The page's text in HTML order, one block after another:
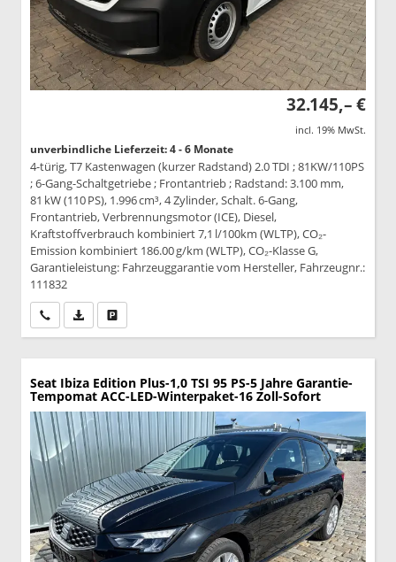
32.145,– €
incl. 19% MwSt.
unverbindliche Lieferzeit: 4 - 6 Monate
4-türig, T7 Kastenwagen (kurzer Radstand) 2.0 TDI ; 81KW/110PS
; 6-Gang-Schaltgetriebe ; Frontantrieb ; Radstand: 3.100 mm,
81 kW (110 PS), 1.996 cm³, 4 Zylinder, Schalt. 6-Gang,
Frontantrieb, Verbrennungsmotor (ICE), Diesel,
Kraftstoffverbrauch kombiniert 7,1 l/100km (WLTP), CO₂-
Emission kombiniert 186.00 g/km (WLTP), CO₂-Klasse G,
Garantieleistung: Fahrzeuggarantie vom Hersteller, Fahrzeugnr.:
111832
Wir rufen Sie anPDF-Datei, Fahrzeugexposé drucken
Seat Ibiza Edition Plus-1,0 TSI 95 PS-5 Jahre Garantie-
Tempomat ACC-LED-Winterpaket-16 Zoll-Sofort